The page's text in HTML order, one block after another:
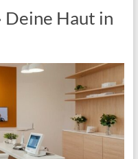
Deine Haut in